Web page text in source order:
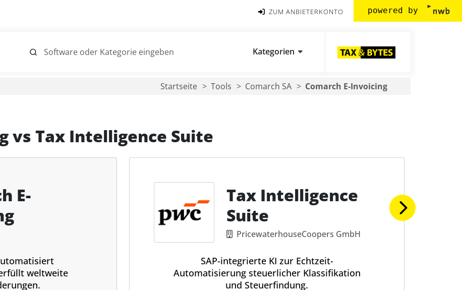
ZUM ANBIETERKONTO powered by
Kategorien
Startseite Tools Comarch SA Comarch E-Invoicing
vs Tax Intelligence Suite
E-
weltweite
Tax Intelligence
Suite
PricewaterhouseCoopers GmbH
SAP-integrierte KI zur Echtzeit-
Automatisierung steuerlicher Klassifikation
und Steuerfindung.